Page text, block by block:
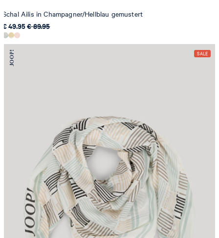
Schal Ailis in Champagner/Hellblau gemustert
€ 49.95€ 89.95